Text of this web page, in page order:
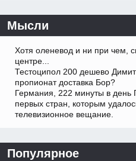
Мысли
Хотя оленевод и ни при чем,
центре...
Тестоципол 200 дешево
пропионат доставка Бор?
Германия, 222 минуты в день
первых стран, которым
телевизионное вещание.
Популярное